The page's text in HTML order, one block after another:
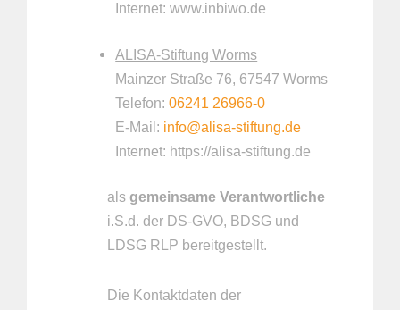
Internet: www.inbiwo.de
ALISA-Stiftung Worms
Mainzer Straße 76, 67547 Worms
Telefon:06241 26966-0
E-Mail: info@alisa-stiftung.de
Internet: https://alisa-stiftung.de
als gemeinsame Verantwortliche
i.S.d. der DS-GVO, BDSG und
LDSG RLP bereitgestellt.
Die Kontaktdaten der